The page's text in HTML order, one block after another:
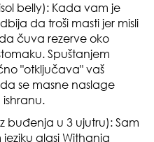
belly): Kada vam je
da troši masti jer misli
čuva rezerve oko
Spuštanjem
"otključava" vaš
se masne naslage
buđenja u 3 ujutru): Sam
glasi Withania